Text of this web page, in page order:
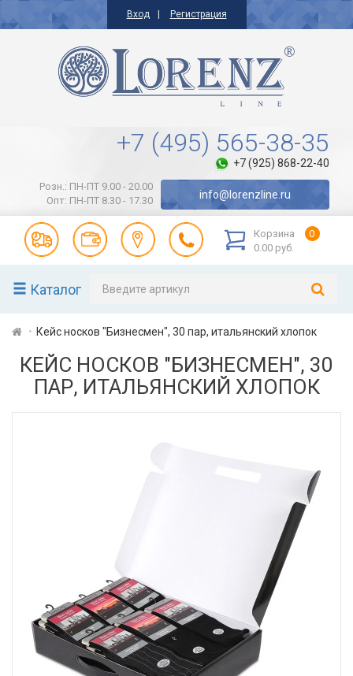
Вход Регистрация
+7 (495) 565-38-35
+7 (925) 868-22-40
Розн.: ПН-ПТ 9.00 - 20.00
Опт: ПН-ПТ 8.30 - 17.30
info@lorenzline.ru
Корзина
0
0.00 руб.
Каталог
Кейс носков "Бизнесмен", 30 пар, итальянский хлопок
КЕЙС НОСКОВ "БИЗНЕСМЕН", 30
ПАР, ИТАЛЬЯНСКИЙ ХЛОПОК